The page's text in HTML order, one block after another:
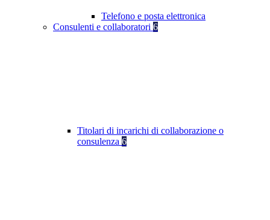
Telefono e posta elettronica
Consulenti e collaboratori 6
Titolari di incarichi di collaborazione o
consulenza 6